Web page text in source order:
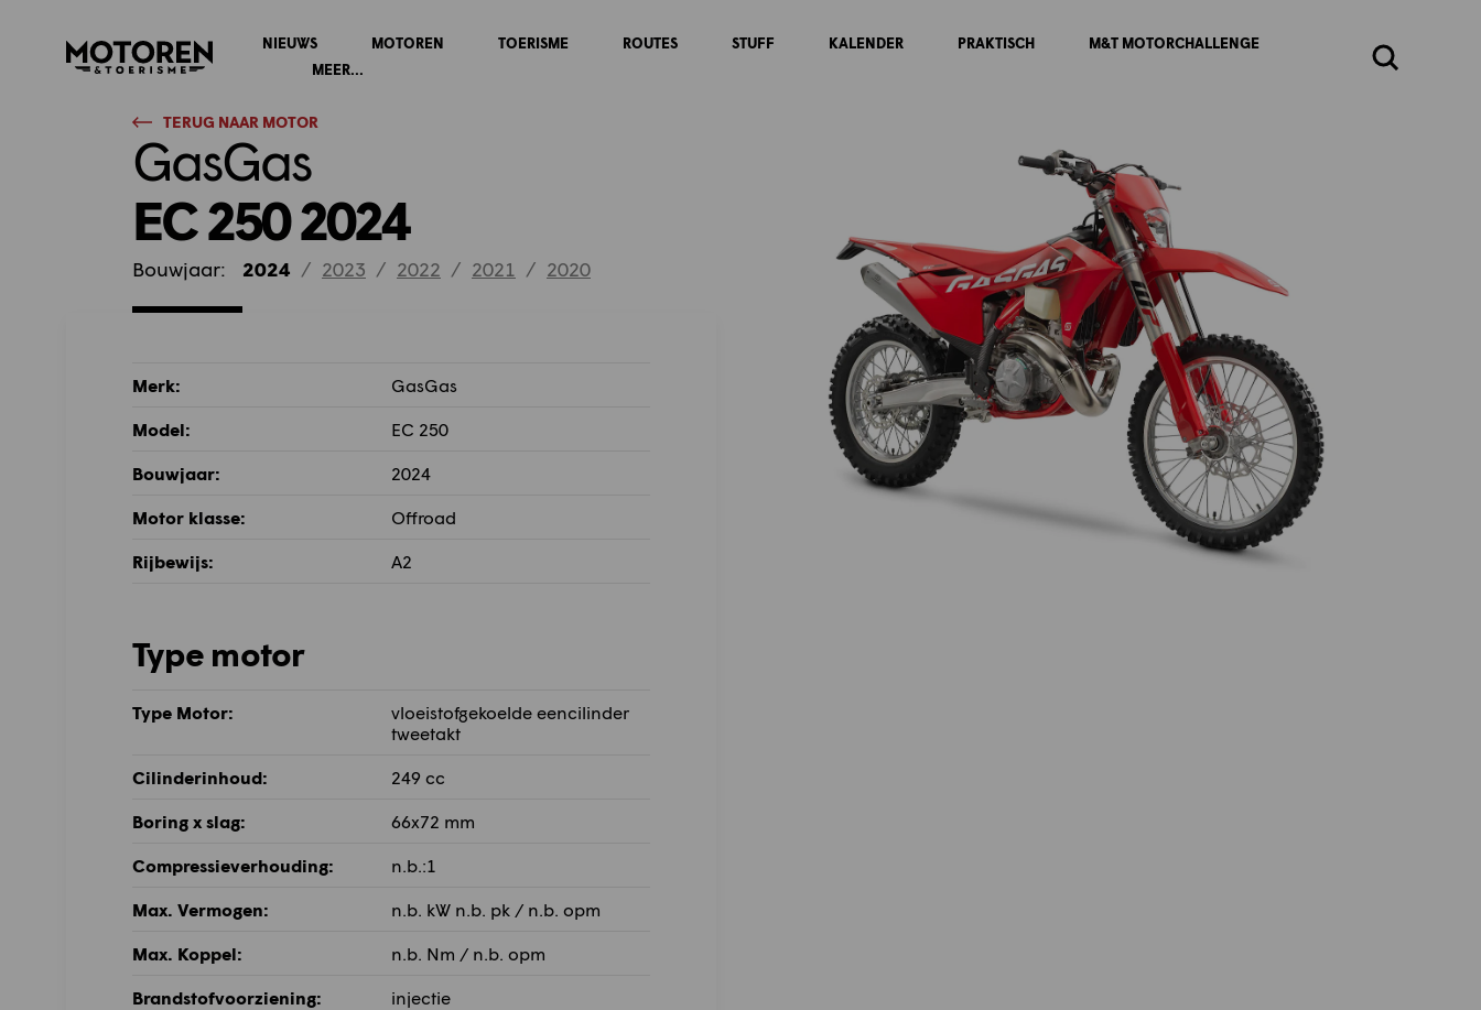
Homepage
NIEUWS MOTOREN TOERISME ROUTES STUFF KALENDER PRAKTISCH
M&T MOTORCHALLENGE
MEER...
Zoeken
TERUG NAAR MOTOR
GasGas
EC 250 2024
Bouwjaar: 2024 / 2023 / 2022 / 2021 / 2020
Merk: GasGas
Model: EC 250
Bouwjaar: 2024
Motor klasse: Offroad
Rijbewijs: A2
Type motor
Type Motor:
vloeistofgekoelde eencilinder
tweetakt
Cilinderinhoud: 249 cc
Boring x slag: 66x72 mm
Compressieverhouding: n.b.:1
Max. Vermogen: n.b. kW n.b. pk / n.b. opm
Max. Koppel: n.b. Nm / n.b. opm
Brandstofvoorziening: injectie